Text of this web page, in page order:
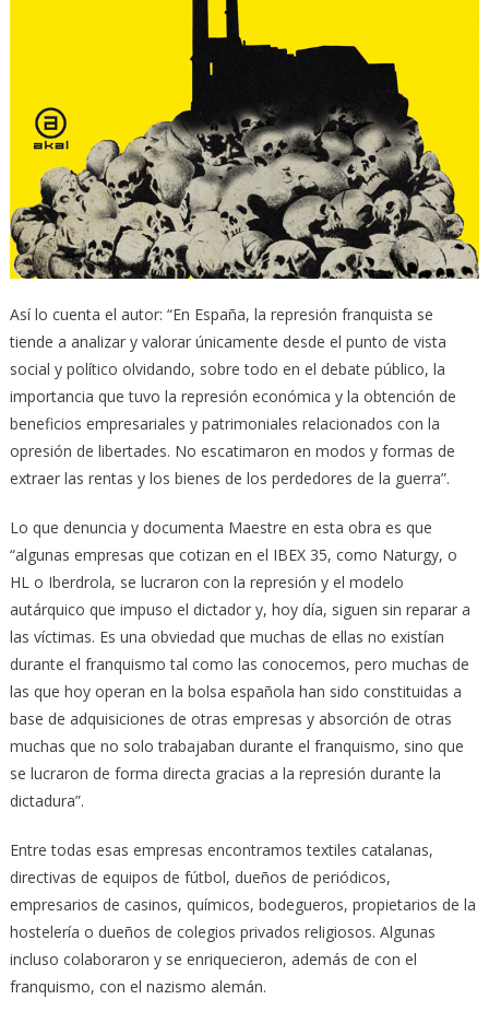
Así lo cuenta el autor: “En España, la represión franquista se
tiende a analizar y valorar únicamente desde el punto de vista
social y político olvidando, sobre todo en el debate público, la
importancia que tuvo la represión económica y la obtención de
beneficios empresariales y patrimoniales relacionados con la
opresión de libertades. No escatimaron en modos y formas de
extraer las rentas y los bienes de los perdedores de la guerra”.
Lo que denuncia y documenta Maestre en esta obra es que
“algunas empresas que cotizan en el IBEX 35, como Naturgy, o
HL o Iberdrola, se lucraron con la represión y el modelo
autárquico que impuso el dictador y, hoy día, siguen sin reparar a
las víctimas. Es una obviedad que muchas de ellas no existían
durante el franquismo tal como las conocemos, pero muchas de
las que hoy operan en la bolsa española han sido constituidas a
base de adquisiciones de otras empresas y absorción de otras
muchas que no solo trabajaban durante el franquismo, sino que
se lucraron de forma directa gracias a la represión durante la
dictadura”.
Entre todas esas empresas encontramos textiles catalanas,
directivas de equipos de fútbol, dueños de periódicos,
empresarios de casinos, químicos, bodegueros, propietarios de la
hostelería o dueños de colegios privados religiosos. Algunas
incluso colaboraron y se enriquecieron, además de con el
franquismo, con el nazismo alemán.